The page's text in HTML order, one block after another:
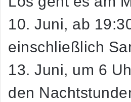
10. Juni, ab
einschließlich
13. Juni, um 6
den